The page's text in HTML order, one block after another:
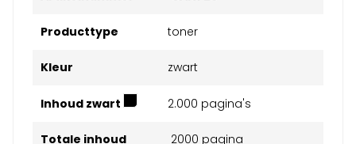
Producttype toner
Kleur zwart
Inhoud zwart 2.000 pagina's
Totale inhoud 2000 pagina